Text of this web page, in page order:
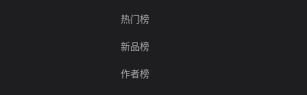
热门榜
新品榜
作者榜